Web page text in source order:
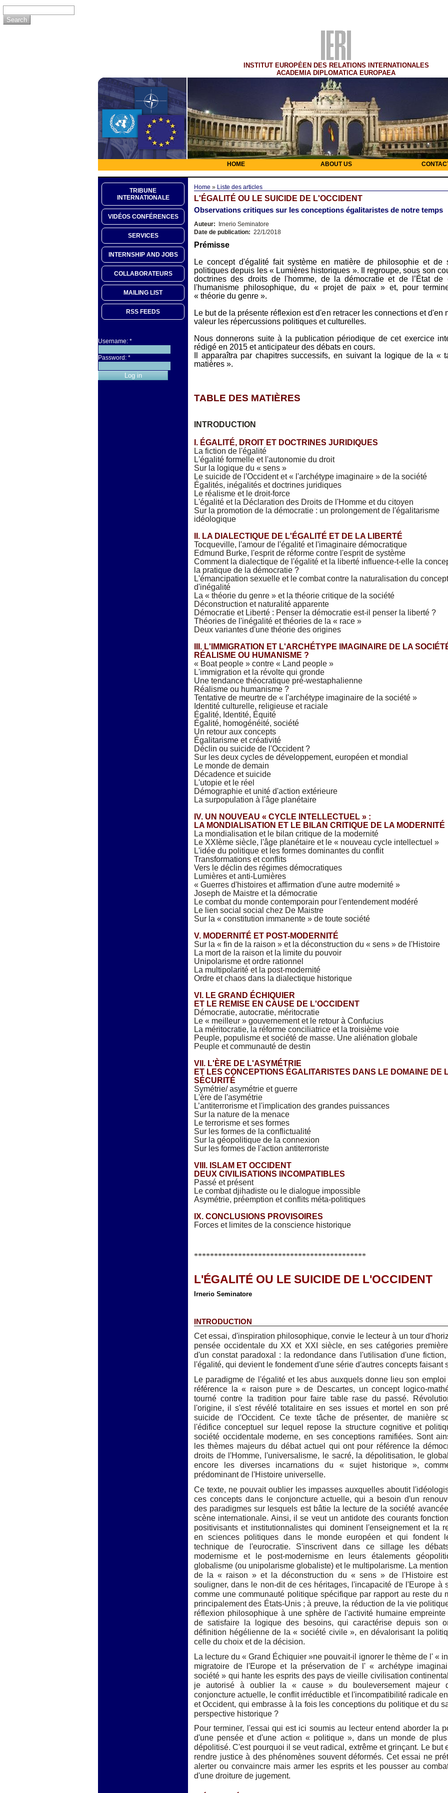
INSTITUT EUROPÉEN DES RELATIONS INTERNATIONALES
ACADEMIA DIPLOMATICA EUROPAEA
HOME ABOUT US
TRIBUNE
INTERNATIONALE
VIDÉOS CONFÉRENCES
SERVICES
INTERNSHIP AND JOBS
COLLABORATEURS
MAILING LIST
RSS FEEDS
Username: *
Password: *
Home » Liste des articles
L'ÉGALITÉ OU LE SUICIDE DE L'OCCIDENT
Observations critiques sur les conceptions égalitaristes de notre temps
Auteur: Irnerio Seminatore
Date de publication: 22/1/2018
Prémisse
Le concept d'égalité fait système en matière de philosophie et de
politiques depuis les « Lumières historiques ». Il regroupe, sous son
doctrines des droits de l'homme, de la démocratie et de l’État de
l'humanisme philosophique, du « projet de paix » et, pour
« théorie du genre ».
Le but de la présente réflexion est d'en retracer les connections et d'en
valeur les répercussions politiques et culturelles.
Nous donnerons suite à la publication périodique de cet exercice
rédigé en 2015 et anticipateur des débats en cours.
Il apparaîtra par chapitres successifs, en suivant la logique de la «
matières ».
TABLE DES MATIÈRES
INTRODUCTION
I. ÉGALITÉ, DROIT ET DOCTRINES JURIDIQUES
La fiction de l'égalité
L'égalité formelle et l'autonomie du droit
Sur la logique du « sens »
Le suicide de l'Occident et « l'archétype imaginaire » de la société
Égalités, inégalités et doctrines juridiques
Le réalisme et le droit-force
L'égalité et la Déclaration des Droits de l'Homme et du citoyen
Sur la promotion de la démocratie : un prolongement de l'égalitarisme
idéologique
II. LA DIALECTIQUE DE L'ÉGALITÉ ET DE LA LIBERTÉ
Tocqueville, l'amour de l'égalité et l'imaginaire démocratique
Edmund Burke, l'esprit de réforme contre l'esprit de système
Comment la dialectique de l'égalité et la liberté influence-t-elle la
la pratique de la démocratie ?
L'émancipation sexuelle et le combat contre la naturalisation du concept
d'inégalité
La « théorie du genre » et la théorie critique de la société
Déconstruction et naturalité apparente
Démocratie et Liberté : Penser la démocratie est-il penser la liberté ?
Théories de l'inégalité et théories de la « race »
Deux variantes d'une théorie des origines
III. L'IMMIGRATION ET L'ARCHÉTYPE IMAGINAIRE DE LA
RÉALISME OU HUMANISME ?
« Boat people » contre « Land people »
L'immigration et la révolte qui gronde
Une tendance théocratique pré-westaphalienne
Réalisme ou humanisme ?
Tentative de meurtre de « l'archétype imaginaire de la société »
Identité culturelle, religieuse et raciale
Égalité, Identité, Équité
Égalité, homogénéité, société
Un retour aux concepts
Égalitarisme et créativité
Déclin ou suicide de l'Occident ?
Sur les deux cycles de développement, européen et mondial
Le monde de demain
Décadence et suicide
L'utopie et le réel
Démographie et unité d'action extérieure
La surpopulation à l'âge planétaire
IV. UN NOUVEAU « CYCLE INTELLECTUEL » :
LA MONDIALISATION ET LE BILAN CRITIQUE DE LA MODERNITÉ
La mondialisation et le bilan critique de la modernité
Le XXIème siècle, l'âge planétaire et le « nouveau cycle intellectuel »
L'idée du politique et les formes dominantes du conflit
Transformations et conflits
Vers le déclin des régimes démocratiques
Lumières et anti-Lumières
« Guerres d'histoires et affirmation d'une autre modernité »
Joseph de Maistre et la démocratie
Le combat du monde contemporain pour l'entendement modéré
Le lien social social chez De Maistre
Sur la « constitution immanente » de toute société
V. MODERNITÉ ET POST-MODERNITÉ
Sur la « fin de la raison » et la déconstruction du « sens » de l'Histoire
La mort de la raison et la limite du pouvoir
Unipolarisme et ordre rationnel
La multipolarité et la post-modernité
Ordre et chaos dans la dialectique historique
VI. LE GRAND ÉCHIQUIER
ET LE REMISE EN CAUSE DE L'OCCIDENT
Démocratie, autocratie, méritocratie
Le « meilleur » gouvernement et le retour à Confucius
La méritocratie, la réforme conciliatrice et la troisième voie
Peuple, populisme et société de masse. Une aliénation globale
Peuple et communauté de destin
VII. L'ÈRE DE L'ASYMÉTRIE
ET LES CONCEPTIONS ÉGALITARISTES DANS LE DOMAINE DE
SÉCURITÉ
Symétrie/ asymétrie et guerre
L'ère de l'asymétrie
L’antiterrorisme et l'implication des grandes puissances
Sur la nature de la menace
Le terrorisme et ses formes
Sur les formes de la conflictualité
Sur la géopolitique de la connexion
Sur les formes de l'action antiterroriste
VIII. ISLAM ET OCCIDENT
DEUX CIVILISATIONS INCOMPATIBLES
Passé et présent
Le combat djihadiste ou le dialogue impossible
Asymétrie, préemption et conflits méta-politiques
IX. CONCLUSIONS PROVISOIRES
Forces et limites de la conscience historique
*******************************************
L'ÉGALITÉ OU LE SUICIDE DE L'OCCIDENT
Irnerio Seminatore
INTRODUCTION
Cet essai, d'inspiration philosophique, convie le lecteur à un tour
pensée occidentale du XX et XXI siècle, en ses catégories
d'un constat paradoxal : la redondance dans l'utilisation d'une
l'égalité, qui devient le fondement d'une série d'autres concepts faisant
Le paradigme de l'égalité et les abus auxquels donne lieu son emploi
référence la « raison pure » de Descartes, un concept logico-
tourné contre la tradition pour faire table rase du passé.
l'origine, il s'est révélé totalitaire en ses issues et mortel en son
suicide de l'Occident. Ce texte tâche de présenter, de manière
l'édifice conceptuel sur lequel repose la structure cognitive et
société occidentale moderne, en ses conceptions ramifiées. Sont
les thèmes majeurs du débat actuel qui ont pour référence la
droits de l'Homme, l'universalisme, le sacré, la dépolitisation, le
encore les diverses incarnations du « sujet historique »,
prédominant de l'Histoire universelle.
Ce texte, ne pouvait oublier les impasses auxquelles aboutit
ces concepts dans le conjoncture actuelle, qui a besoin d'un
des paradigmes sur lesquels est bâtie la lecture de la société
scène internationale. Ainsi, il se veut un antidote des courants
positivisants et institutionnalistes qui dominent l'enseignement et la
en sciences politiques dans le monde européen et qui fondent
technique de l'eurocratie. S'inscrivent dans ce sillage les
modernisme et le post-modernisme en leurs étalements
globalisme (ou unipolarisme globaliste) et le multipolarisme. La
de la « raison » et la déconstruction du « sens » de l'Histoire
souligner, dans le non-dit de ces héritages, l'incapacité de l'Europe à
comme une communauté politique spécifique par rapport au reste du
principalement des États-Unis ; à preuve, la réduction de la vie
réflexion philosophique à une sphère de l'activité humaine
de satisfaire la logique des besoins, qui caractérise depuis son
définition hégélienne de la « société civile », en dévalorisant la
celle du choix et de la décision.
La lecture du « Grand Échiquier »ne pouvait-il ignorer le thème de l' «
migratoire de l'Europe et la préservation de l' « archétype
société » qui hante les esprits des pays de vieille civilisation
je autorisé à oublier la « cause » du bouleversement majeur
conjoncture actuelle, le conflit irréductible et l'incompatibilité radicale
et Occident, qui embrasse à la fois les conceptions du politique et du
perspective historique ?
Pour terminer, l'essai qui est ici soumis au lecteur entend aborder la
d'une pensée et d'une action « politique », dans un monde de
dépolitisé. C'est pourquoi il se veut radical, extrême et grinçant. Le but
rendre justice à des phénomènes souvent déformés. Cet essai ne
alerter ou convaincre mais armer les esprits et les pousser au
d'une droiture de jugement.